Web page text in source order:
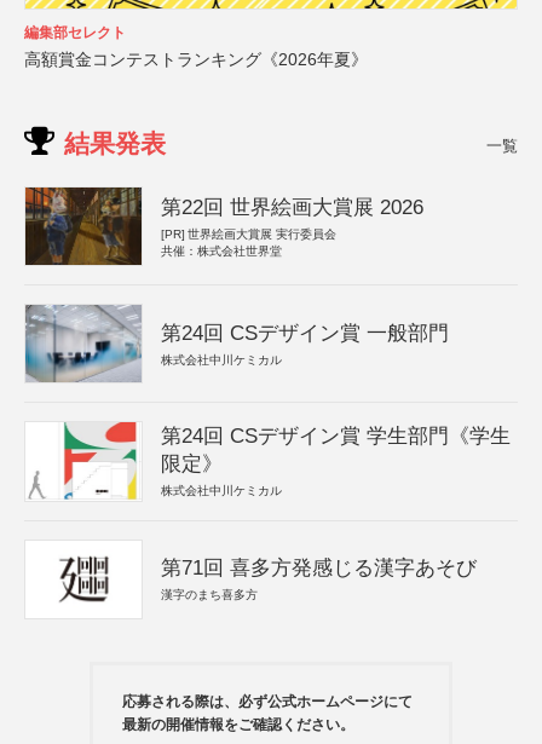
編集部セレクト
高額賞金コンテストランキング《2026年夏》
結果発表 一覧
第22回 世界絵画大賞展 2026
[PR] 世界絵画大賞展 実行委員会
共催：株式会社世界堂
第24回 CSデザイン賞 一般部門
株式会社中川ケミカル
第24回 CSデザイン賞 学生部門《学生
限定》
株式会社中川ケミカル
第71回 喜多方発感じる漢字あそび
漢字のまち喜多方
応募される際は、必ず公式ホームページにて
最新の開催情報をご確認ください。